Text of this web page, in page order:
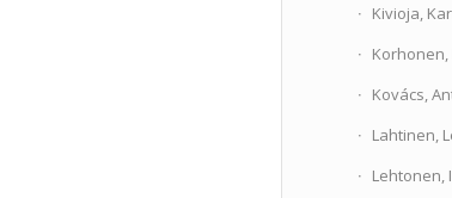
Kivioja,
Korhonen,
Kovács,
Lahtinen,
Lehtonen,